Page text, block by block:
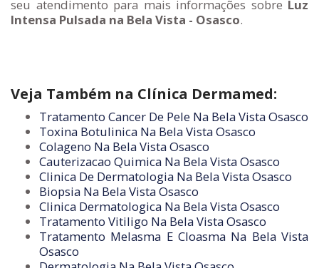
seu atendimento para mais informações sobre Luz
Intensa Pulsada na Bela Vista - Osasco.
Veja Também na Clínica Dermamed:
Tratamento Cancer De Pele Na Bela Vista Osasco
Toxina Botulinica Na Bela Vista Osasco
Colageno Na Bela Vista Osasco
Cauterizacao Quimica Na Bela Vista Osasco
Clinica De Dermatologia Na Bela Vista Osasco
Biopsia Na Bela Vista Osasco
Clinica Dermatologica Na Bela Vista Osasco
Tratamento Vitiligo Na Bela Vista Osasco
Tratamento Melasma E Cloasma Na Bela Vista
Osasco